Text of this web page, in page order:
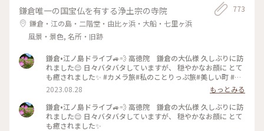
鎌倉唯一の国宝仏を有する浄土宗の寺院
鎌倉・江の島・二階堂・由比ヶ浜・大船・七里ヶ浜
風景・景色, 名所・旧跡
773
鎌倉•江ノ島ドライブ🚙💨 高徳院 鎌倉の大仏様 久しぶりに訪
れました😌 日々バタバタしていますが、 穏やかなお顔に とて
も癒されました✨ #カメラ旅#私のことりっぷ旅#美しい町 #鎌
倉
2023.08.28
もっとみる
鎌倉•江ノ島ドライブ🚙💨 高徳院 鎌倉の大仏様 久しぶりに訪
れました😌 日々バタバタしていますが、 穏やかなお顔に とて
も癒されました✨